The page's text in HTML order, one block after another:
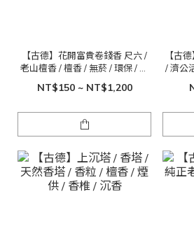
【古德】花開富貴卷錢香 尺六 /
老山檀香 / 檀香 / 無菸 / 環保 / 吉
祥 / 敬神 / 祝壽
NT$150 ~ NT$1,200
【古
/ 濟公